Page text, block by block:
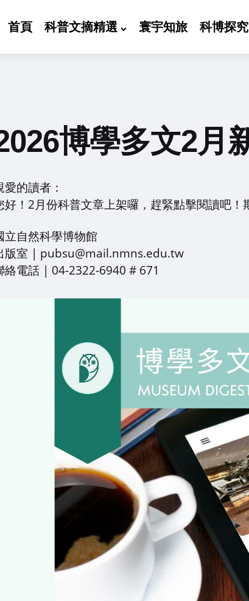
首頁 科普文摘精選 寰宇知旅 科博探究
博學多文2月
愛的讀者：
好！2月份科普文章上架囉，趕緊點擊閱讀吧！
立自然科學博物館
版室 | pubsu@mail.nmns.edu.tw
絡電話 | 04-2322-6940 # 671